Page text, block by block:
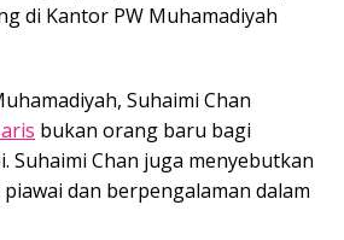
di Kantor PW Muhamadiyah
Suhaimi Chan
bukan orang baru bagi
Suhaimi Chan juga menyebutkan
dan berpengalaman dalam